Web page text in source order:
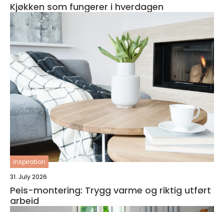
Kjøkken som fungerer i hverdagen
inspiration
31. July 2026
Peis-montering: Trygg varme og riktig utført
arbeid